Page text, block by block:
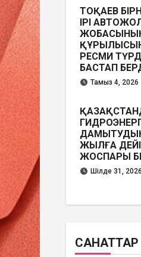
ТОҚАЕВ
ІРІ
РЕСМИ
БАСТАП
Тамыз 4, 2026
ЖЫЛҒА
ЖОСПАРЫ
Шілде 31, 2026
САНАТТАР